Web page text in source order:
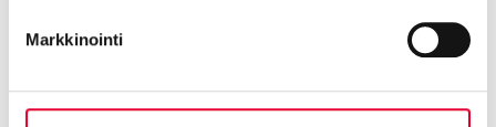
Markkinointi